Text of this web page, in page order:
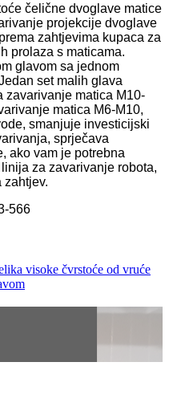
čelične dvoglave matice
projekcije dvoglave
zahtjevima kupaca za
prolaza s maticama.
glavom sa jednom
set malih glava
zavarivanje matica M10-
matica M6-M10,
smanjuje investicijski
sprječava
ako vam je potrebna
za zavarivanje robota,
zahtjev.
566